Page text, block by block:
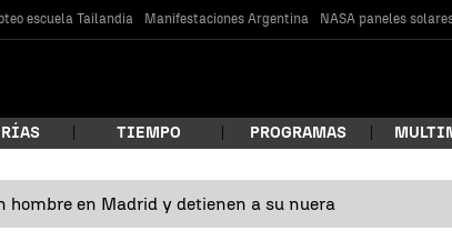
escuela Tailandia Manifestaciones Argentina NASA paneles
TIEMPO PROGRAMAS
hombre en Madrid y detienen a su nuera